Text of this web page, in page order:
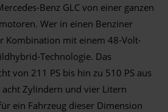
Benz GLC von einer ganzen
Wer in einen Benziner
Kombination mit einem 48-Volt-
Technologie. Das
von 211 PS bis hin zu 510 PS aus
Zylindern und vier Litern
ein Fahrzeug dieser Dimension